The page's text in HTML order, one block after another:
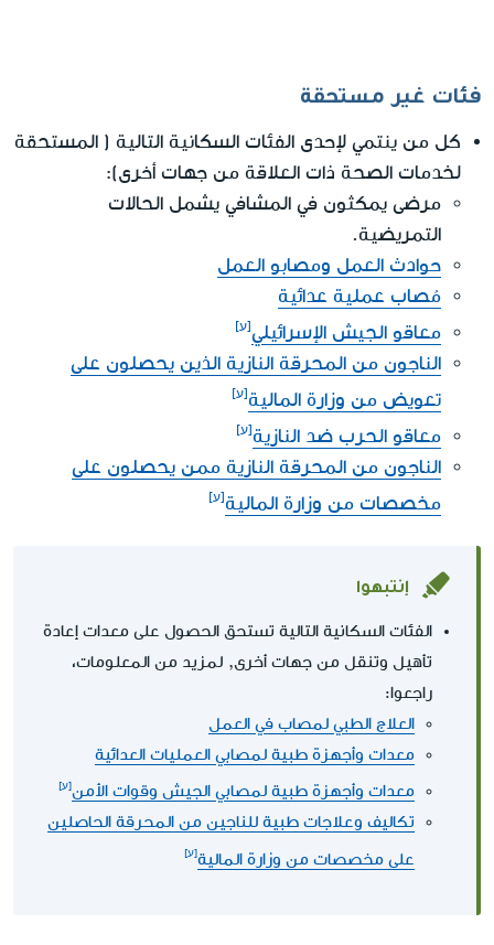
فئات غير مستحقة
كل من ينتمي لإحدى الفئات السكانية التالية ( المستحقة
لخدمات الصحة ذات العلاقة من جهات أخرى):
مرضى يمكثون في المشافي يشمل الحالات
التمريضية.
حوادث العمل ومصابو العمل
مُصاب عملية عدائية
معاقو الجيش الإسرائيلي
الناجون من المحرقة النازية الذين يحصلون على
تعويض من وزارة المالية
معاقو الحرب ضد النازية
الناجون من المحرقة النازية ممن يحصلون على
مخصصات من وزارة المالية
إنتبهوا
الفئات السكانية التالية تستحق الحصول على معدات إعادة
تأهيل وتنقل من جهات أخرى, لمزيد من المعلومات،
راجعوا:
العلاج الطبي لمصاب في العمل
معدات وأجهزة طبية لمصابي العمليات العدائية
معدات وأجهزة طبية لمصابي الجيش وقوات الأمن
تكاليف وعلاجات طبية للناجين من المحرقة الحاصلين
على مخصصات من وزارة المالية